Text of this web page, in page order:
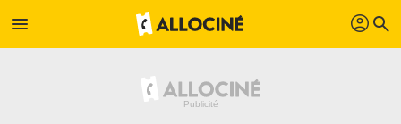
menu profil search